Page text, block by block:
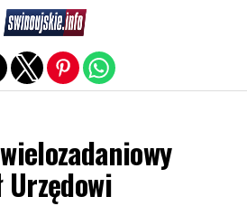
Urzędowi
mobile version